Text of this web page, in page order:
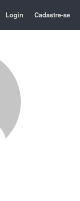
Login Cadastre-se